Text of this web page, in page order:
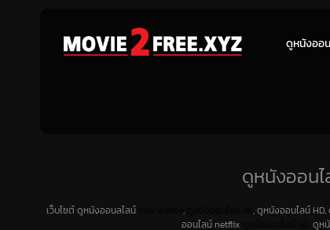
ดูหนังออ
ดูหนังออน
เว็บไซต์ ดูหนังออนลไลน์ ,
, ดูหนังออนไลน์
ออนไลน์ netflix
ดูห